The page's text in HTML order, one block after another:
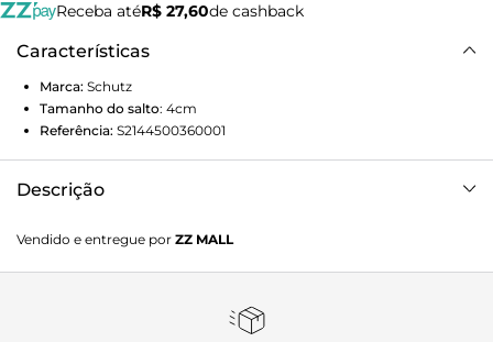
Receba atéR$ 27,60de cashback
Características
Marca: Schutz
Tamanho do salto: 4cm
Referência: S2144500360001
Descrição
Descolado, ele é versátil e consegue adicionar um mood
moderno em todo tipo de visual. Esta versão traz o charme
simplesmente perfeito para os looks de todos os dias!
Vendido e entregue por ZZ MALL